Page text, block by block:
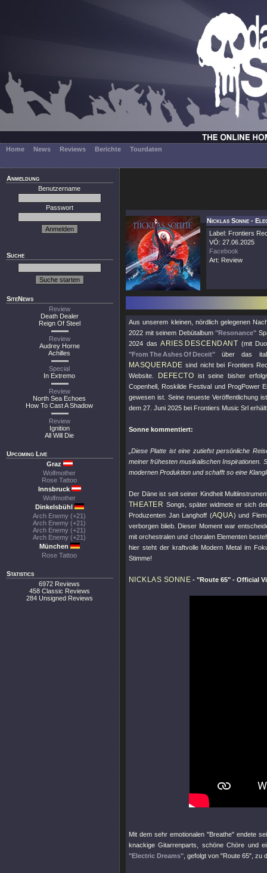
Home News Reviews Berichte Tourdaten
Anmeldung
Benutzername
Passwort
Suche
SiteNews
Review
Death Dealer
Reign Of Steel
Review
Audrey Horne
Achilles
Special
In Extremo
Review
North Sea Echoes
How To Cast A Shadow
Review
Ignition
All Will Die
Upcoming Live
Graz
Wolfmother
Rose Tattoo
Innsbruck
Wolfmother
Dinkelsbühl
Arch Enemy (+21)
Arch Enemy (+21)
Arch Enemy (+21)
Arch Enemy (+21)
München
Rose Tattoo
Statistics
6972 Reviews
458 Classic Reviews
284 Unsigned Reviews
Nicklas Sonne -
Label: Frontiers
VÖ: 27.06.2025
Facebook
Art: Review
Aus unserem kleinen, nördlich gelegenen
2022 mit seinem Debütalbum"Resonance"
2024 dasARIES DESCENDANT (mit
"From The Ashes Of Deceit" über das
MASQUERADE sind nicht bei Frontiers
Website.
DEFECTO ist seine bisher
Copenhell, Roskilde Festival und ProgPower
gewesen ist. Seine neueste Veröffentlichung
dem 27. Juni 2025 bei Frontiers Music Srl
Sonne kommentiert:
„Diese Platte ist eine zutiefst persönliche
meiner frühesten musikalischen Inspirationen.
modernen Produktion und schafft so eine
Der Däne ist seit seiner Kindheit
THEATER Songs, später widmete er sich
Produzenten Jan Langhoff (AQUA) und
verborgen blieb. Dieser Moment war
mit orchestralen und choralen Elementen
hier steht der kraftvolle Modern Metal im
Stimme!
NICKLAS SONNE -"Route 65" - Official
Mit dem sehr emotionalen"Breathe" endete
knackige Gitarrenparts, schöne Chöre und
"Electric Dreams" , gefolgt von "Route 65" , zu